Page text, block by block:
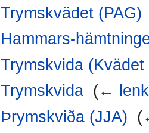
Trymskvädet (PAG)
Hammars-
Trymskvida (Kvädet
Trymskvida (←
Þrymskviða (JJA) (